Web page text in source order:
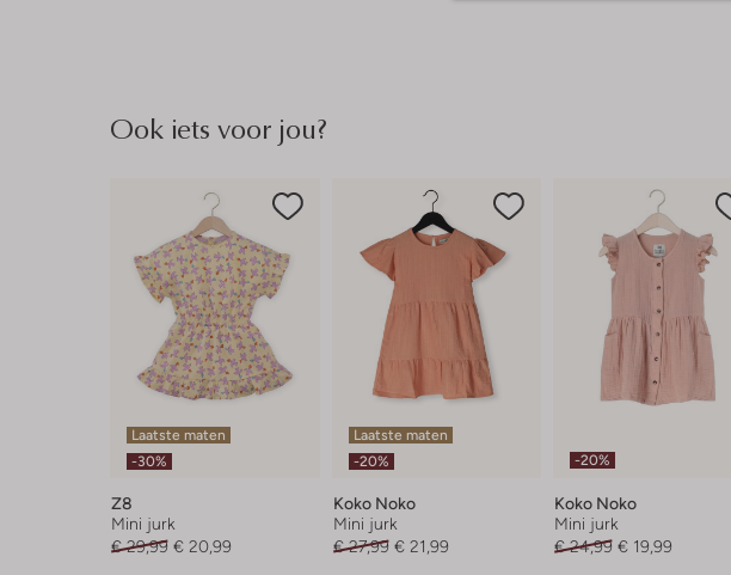
Ook iets voor jou?
Laatste maten
-30%
Z8
Mini jurk
€ 29,99 € 20,99
Laatste maten
-20%
Koko Noko
Mini jurk
€ 27,99 € 21,99
-20%
Koko Noko
Mini jurk
€ 24,99 € 19,99